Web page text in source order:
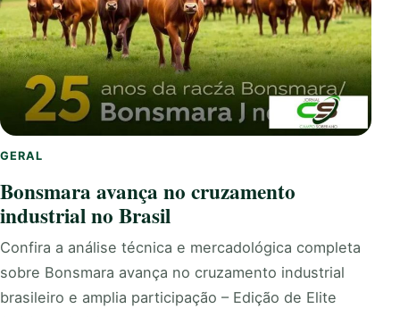
GERAL
Bonsmara avança no cruzamento
industrial no Brasil
Confira a análise técnica e mercadológica completa
sobre Bonsmara avança no cruzamento industrial
brasileiro e amplia participação – Edição de Elite